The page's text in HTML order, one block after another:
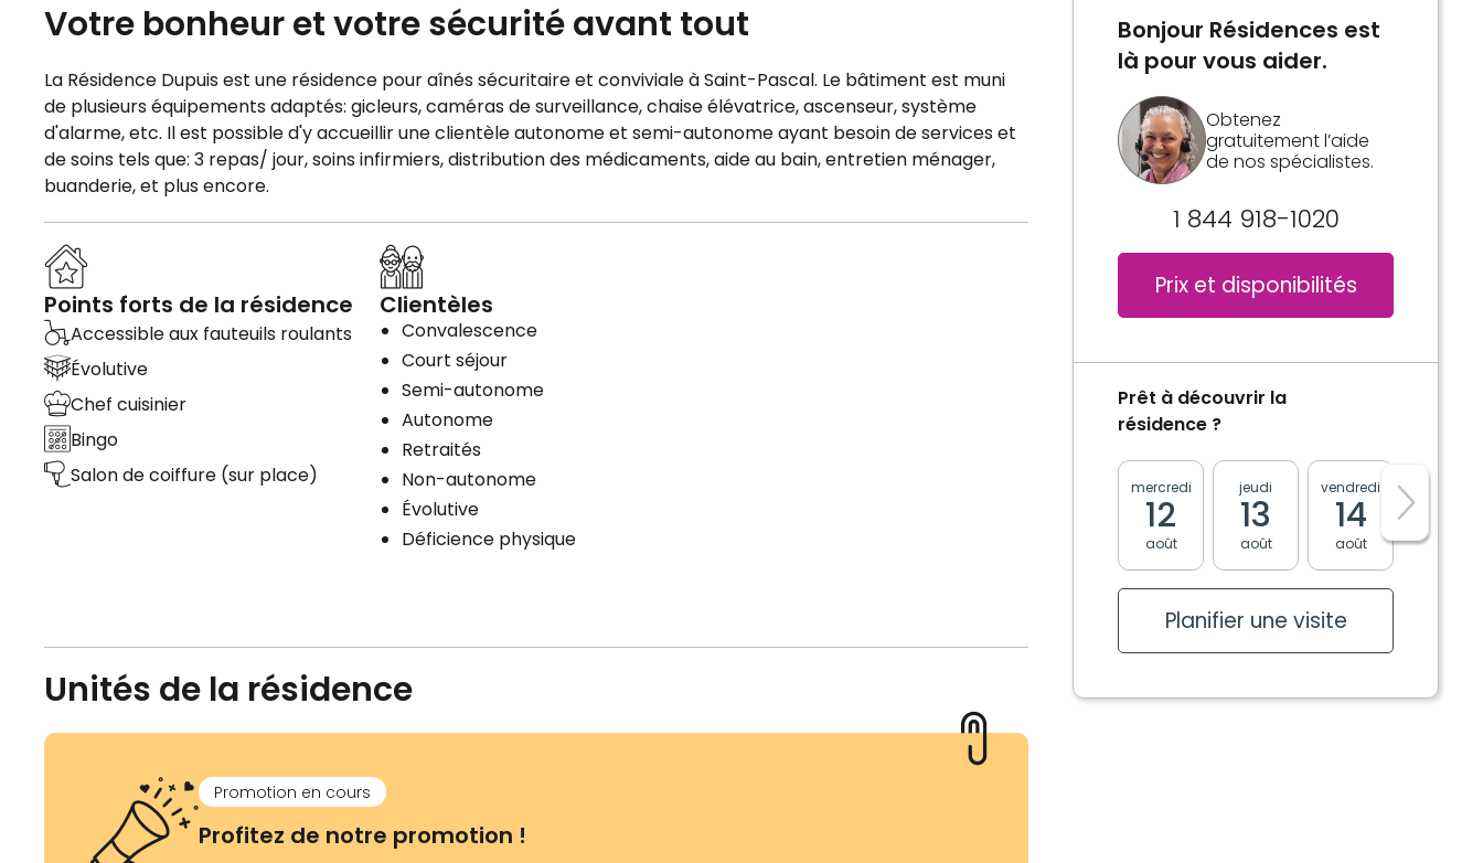
Votre bonheur et votre sécurité avant tout
La Résidence Dupuis est une résidence pour aînés sécuritaire et conviviale à Saint-Pascal. Le bâtiment est muni
de plusieurs équipements adaptés: gicleurs, caméras de surveillance, chaise élévatrice, ascenseur, système
d'alarme, etc. Il est possible d'y accueillir une clientèle autonome et semi-autonome ayant besoin de services et
de soins tels que: 3 repas/ jour, soins infirmiers, distribution des médicaments, aide au bain, entretien ménager,
buanderie, et plus encore.
Points forts de la résidence
Accessible aux fauteuils roulants
Évolutive
Chef cuisinier
Bingo
Salon de coiffure (sur place)
Clientèles
Convalescence
Court séjour
Semi-autonome
Autonome
Retraités
Non-autonome
Évolutive
Déficience physique
Unités de la résidence
Promotion en cours
Profitez de notre promotion !
Bonjour Résidences est
là pour vous aider.
Obtenez
gratuitement l’aide
de nos spécialistes.
1 844 918-1020
Prix et disponibilités
Prêt à découvrir la
résidence ?
mercredi
12
août
jeudi
13
août
vendredi
14
août août
Planifier une visite